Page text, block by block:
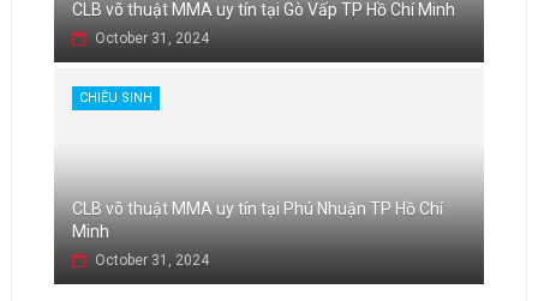
CLB võ thuật MMA uy tín tại Gò Vấp TP Hồ Chí Minh
October 31, 2024
CHIÊU SINH
CLB võ thuật MMA uy tín tại Phú Nhuận TP Hồ Chí
Minh
October 31, 2024